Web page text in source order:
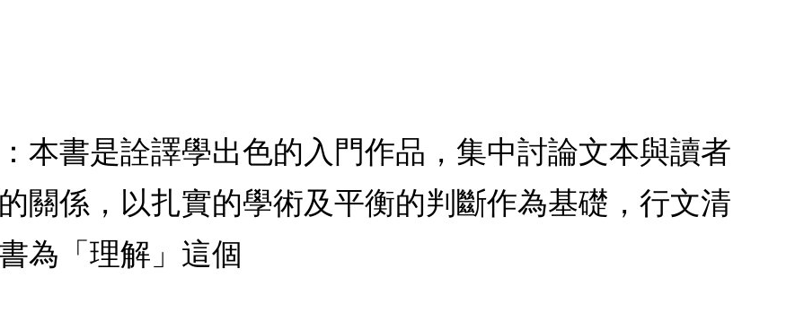
本書是詮譯學出色的入門作品，集中討論文本與讀者
關係，以扎實的學術及平衡的判斷作為基礎，行文清
為「理解」這個